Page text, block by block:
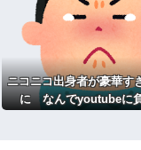
ニコニコ出身者が豪華す
に なんでyoutubeに